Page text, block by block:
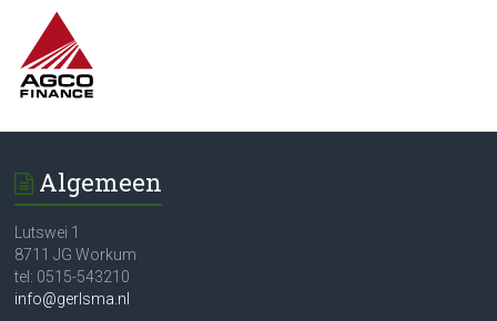
Algemeen
Lutswei 1
8711 JG Workum
tel: 0515-543210
info@gerlsma.nl